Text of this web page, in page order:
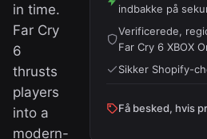
in time.
Far Cry
6
thrusts
players
into a
modern-
indbakke på
Verificerede,
Far Cry 6 XBOX
Sikker Shopify-
Få besked, hvis